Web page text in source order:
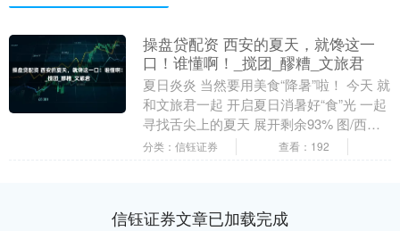
操盘贷配资 西安的夏天，就馋这一
口！谁懂啊！_搅团_醪糟_文旅君
夏日炎炎 当然要用美食“降暑”啦！ 今天 就
和文旅君一起 开启夏日消暑好“食”光 一起
寻找舌尖上的夏天 展开剩余93% 图/西安
商务 荞面饸络是 古老时光里的清....
分类：信钰证券 查看：192
信钰证券文章已加载完成